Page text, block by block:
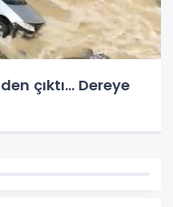
çıktı... Dereye